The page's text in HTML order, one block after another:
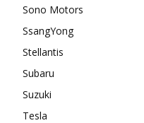
Sono Motors
SsangYong
Stellantis
Subaru
Suzuki
Tesla